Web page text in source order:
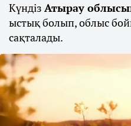
Күндіз Атырау
ыстық болып, облыс
сақталады.